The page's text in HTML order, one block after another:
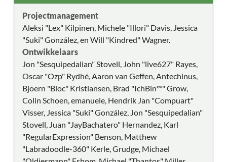
Projectmanagement
Aleksi "Lex" Kilpinen, Michele "Illori" Davis, Jessica
"Suki" González, en Will "Kindred" Wagner.
Ontwikkelaars
Jon "Sesquipedalian" Stovell, John "live627" Rayes,
Oscar "Ozp" Rydhé, Aaron van Geffen, Antechinus,
Bjoern "Bloc" Kristiansen, Brad "IchBin™" Grow,
Colin Schoen, emanuele, Hendrik Jan "Compuart"
Visser, Jessica "Suki" González, Jon "Sesquipedalian"
Stovell, Juan "JayBachatero" Hernandez, Karl
"RegularExpression" Benson, Matthew
"Labradoodle-360" Kerle, Grudge, Michael